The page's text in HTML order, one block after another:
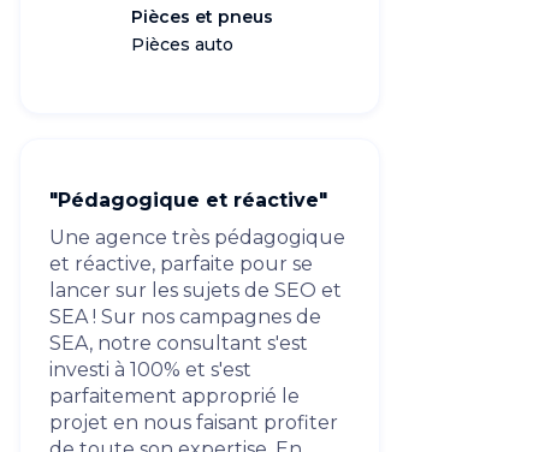
Pièces et pneus
Pièces auto
"Pédagogique et réactive"
Une agence très pédagogique
et réactive, parfaite pour se
lancer sur les sujets de SEO et
SEA ! Sur nos campagnes de
SEA, notre consultant s'est
investi à 100% et s'est
parfaitement approprié le
projet en nous faisant profiter